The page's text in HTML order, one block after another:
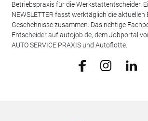
Betriebspraxis für die Werkstattentscheider.
NEWSLETTER fasst werktäglich die aktuellen
Geschehnisse zusammen. Das richtige
Entscheider auf autojob.de, dem Jobportal
AUTO SERVICE PRAXIS und Autoflotte.